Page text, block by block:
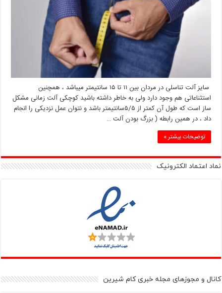
سایز آلت تناسلی در مردان بین ۱۱ تا ۱۵ سانتیمتر میباشد ، همچنین
استثناعاتی هم وجود دارد ولی به خاطر داشته باشید کوچکی آلت زمانی مشکل
ساز است که طول آن کمتر از ۵/۵سانتیمتر باشد و نتوان عمل نزدیکی را انجام
داد ، در همین رابطه ( بزرگ بودن آلت …
توضیحات بیشتر »
نماد اعتماد الکترونیک
کانال و مجوزهای مجله خبری کام شیرین